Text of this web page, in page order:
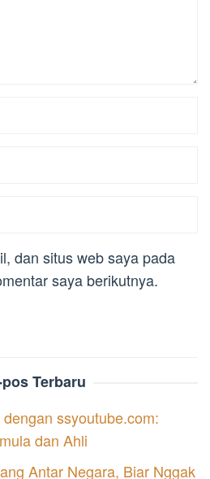
dan situs web saya pada
saya berikutnya.
Terbaru
ssyoutube.com:
dan Ahli
Antar Negara, Biar Nggak